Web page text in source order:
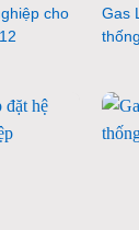
cho
Gas